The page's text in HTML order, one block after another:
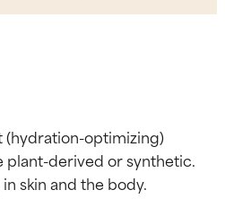
(hydration-optimizing)
plant-derived or synthetic.
skin and the body.